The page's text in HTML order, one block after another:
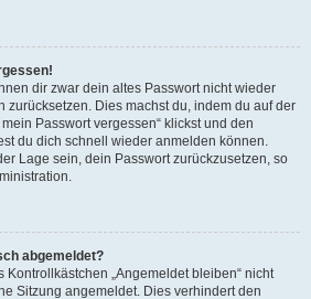
dir zwar dein altes Passwort nicht wieder
zurücksetzen. Dies machst du, indem du auf der
Passwort vergessen“ klickst und den
du dich schnell wieder anmelden können.
Lage sein, dein Passwort zurückzusetzen, so
abgemeldet?
Kontrollkästchen „Angemeldet bleiben“ nicht
Sitzung angemeldet. Dies verhindert den